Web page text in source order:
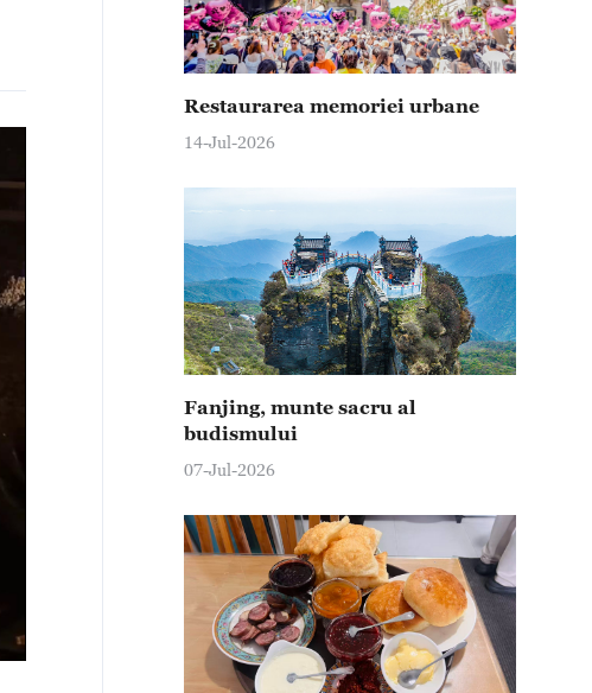
Restaurarea memoriei urbane
14-Jul-2026
Fanjing, munte sacru al
budismului
07-Jul-2026